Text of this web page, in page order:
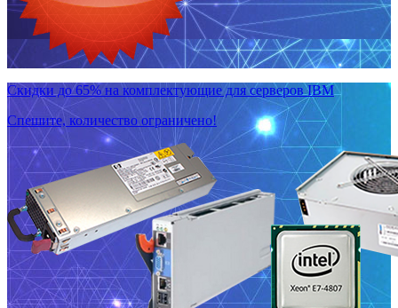
Скидки до 65% на комплектующие для серверов IBM
Спешите, количество ограничено!